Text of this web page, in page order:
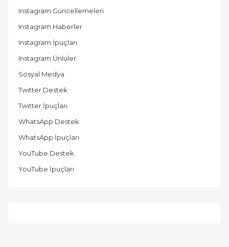
Instagram Güncellemeleri
Instagram Haberler
Instagram İpuçları
Instagram Ünlüler
Sosyal Medya
Twitter Destek
Twitter İpuçları
WhatsApp Destek
WhatsApp İpuçları
YouTube Destek
YouTube İpuçları